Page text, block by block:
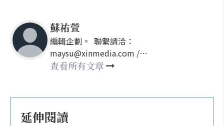
蘇祐萱
編輯企劃。 聯繫請洽：
maysu@xinmedia.com /
may860527@gmail.com
查看所有文章
延伸閱讀